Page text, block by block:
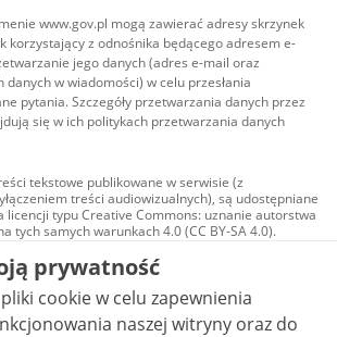
www.gov.pl mogą zawierać adresy skrzynek
korzystający z odnośnika będącego adresem e-
jego danych (adres e-mail oraz
w wiadomości) w celu przesłania
pytania. Szczegóły przetwarzania danych przez
się w ich politykach przetwarzania danych
tekstowe publikowane w serwisie (z
treści audiowizualnych), są udostępniane
licencji typu Creative Commons: uznanie autorstwa
tych samych warunkach 4.0 (CC BY-SA 4.0).
audiowizualne, w tym zdjęcia, materiały
i wideo, są udostępniane na licencji typu
Commons: uznanie autorstwa użycie
- bez utworów zależnych 4.0 (CC BY-
ND 4.0), o ile nie jest to stwierdzone inaczej.
prywatność
cookie w celu zapewnienia
naszej witryny oraz do